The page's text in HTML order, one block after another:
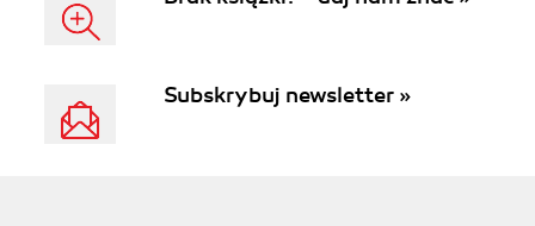
Subskrybuj newsletter »